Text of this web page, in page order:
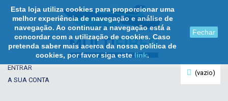
Esta loja utiliza cookies para proporcionar uma
melhor experiência de navegação e análise de
navegação. Ao continuar a navegação está a
concordar com a utilização de cookies. Caso
pretenda saber mais acerca da nossa política de
cookies, por favor siga este link.
Fechar
(vazio)
ENTRAR
A SUA CONTA